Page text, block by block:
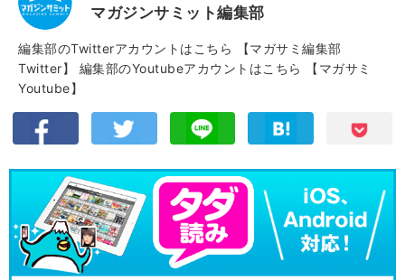
マガジンサミット編集部
編集部のTwitterアカウントはこちら
【マガサミ編集部
Twitter】
編集部のYoutubeアカウントはこちら
【マガサミ
Youtube】